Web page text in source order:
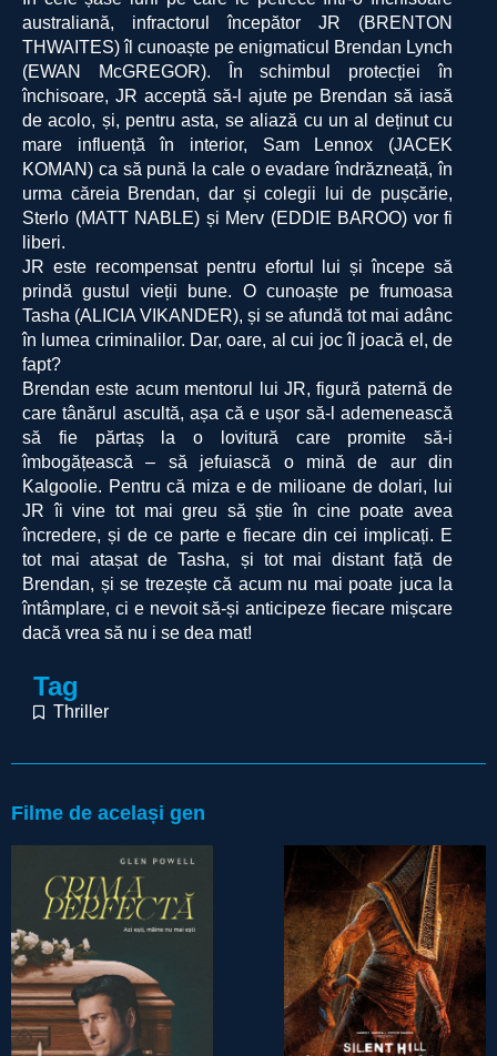
australiană, infractorul începător JR (BRENTON
THWAITES) îl cunoaște pe enigmaticul Brendan Lynch
(EWAN McGREGOR). În schimbul protecției în
închisoare, JR acceptă să-l ajute pe Brendan să iasă
de acolo, și, pentru asta, se aliază cu un al deținut cu
mare influență în interior, Sam Lennox (JACEK
KOMAN) ca să pună la cale o evadare îndrăzneață, în
urma căreia Brendan, dar și colegii lui de pușcărie,
Sterlo (MATT NABLE) și Merv (EDDIE BAROO) vor fi
liberi.
JR este recompensat pentru efortul lui și începe să
prindă gustul vieții bune. O cunoaște pe frumoasa
Tasha (ALICIA VIKANDER), și se afundă tot mai adânc
în lumea criminalilor. Dar, oare, al cui joc îl joacă el, de
fapt?
Brendan este acum mentorul lui JR, figură paternă de
care tânărul ascultă, așa că e ușor să-l ademenească
să fie părtaș la o lovitură care promite să-i
îmbogățească – să jefuiască o mină de aur din
Kalgoolie. Pentru că miza e de milioane de dolari, lui
JR îi vine tot mai greu să știe în cine poate avea
încredere, și de ce parte e fiecare din cei implicați. E
tot mai atașat de Tasha, și tot mai distant față de
Brendan, și se trezește că acum nu mai poate juca la
întâmplare, ci e nevoit să-și anticipeze fiecare mișcare
dacă vrea să nu i se dea mat!
Tag
Thriller
Filme de același gen